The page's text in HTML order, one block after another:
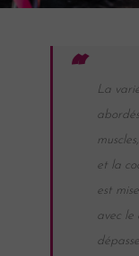
La
et la
est
avec le